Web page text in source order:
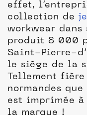
effet,
collection de
workwear
produit 8 000
Saint-Pierre-
le siège de la
Tellement
normandes
est imprimée à
la marque !